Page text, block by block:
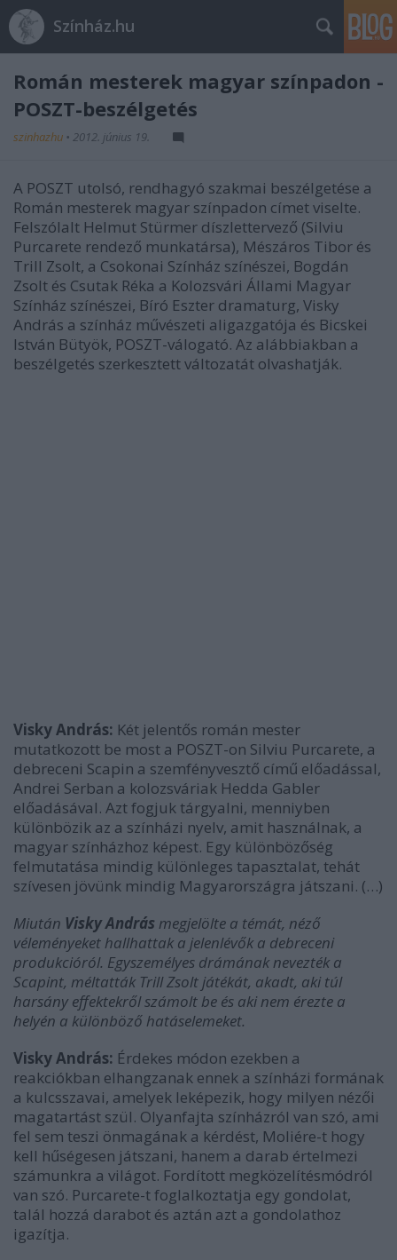
Színház.hu
Román mesterek magyar színpadon -
POSZT-beszélgetés
szinhazhu • 2012. június 19.
A POSZT utolsó, rendhagyó szakmai beszélgetése a
Román mesterek magyar színpadon címet viselte.
Felszólalt Helmut Stürmer díszlettervező (Silviu
Purcarete rendező munkatársa), Mészáros Tibor és
Trill Zsolt, a Csokonai Színház színészei, Bogdán
Zsolt és Csutak Réka a Kolozsvári Állami Magyar
Színház színészei, Bíró Eszter dramaturg, Visky
András a színház művészeti aligazgatója és Bicskei
István Bütyök, POSZT-válogató. Az alábbiakban a
beszélgetés szerkesztett változatát olvashatják.
Visky András: Két jelentős román mester
mutatkozott be most a POSZT-on Silviu Purcarete, a
debreceni Scapin a szemfényvesztő című előadással,
Andrei Serban a kolozsváriak Hedda Gabler
előadásával. Azt fogjuk tárgyalni, menniyben
különbözik az a színházi nyelv, amit használnak, a
magyar színházhoz képest. Egy különbözőség
felmutatása mindig különleges tapasztalat, tehát
szívesen jövünk mindig Magyarországra játszani. (…)
Miután Visky András megjelölte a témát, néző
véleményeket hallhattak a jelenlévők a debreceni
produkcióról. Egyszemélyes drámának nevezték a
Scapint, méltatták Trill Zsolt játékát, akadt, aki túl
harsány effektekről számolt be és aki nem érezte a
helyén a különböző hatáselemeket.
Visky András: Érdekes módon ezekben a
reakciókban elhangzanak ennek a színházi formának
a kulcsszavai, amelyek leképezik, hogy milyen nézői
magatartást szül. Olyanfajta színházról van szó, ami
fel sem teszi önmagának a kérdést, Moliére-t hogy
kell hűségesen játszani, hanem a darab értelmezi
számunkra a világot. Fordított megközelítésmódról
van szó. Purcarete-t foglalkoztatja egy gondolat,
talál hozzá darabot és aztán azt a gondolathoz
igazítja.